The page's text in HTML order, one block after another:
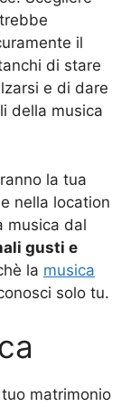
il
di stare
e di dare
della musica
la tua
nella location
musica dal
gusti e
la musica
solo tu.
matrimonio